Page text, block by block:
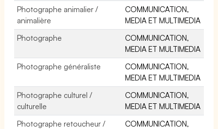
Photographe animalier /
animalière
COMMUNICATION,
MEDIA ET MULTIMEDIA
Photographe
COMMUNICATION,
MEDIA ET MULTIMEDIA
Photographe généraliste
COMMUNICATION,
MEDIA ET MULTIMEDIA
Photographe culturel /
culturelle
COMMUNICATION,
MEDIA ET MULTIMEDIA
Photographe retoucheur /
COMMUNICATION,